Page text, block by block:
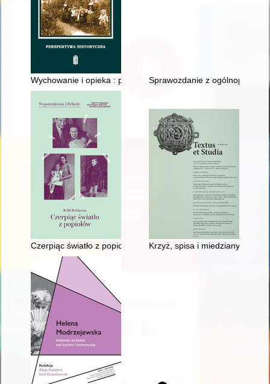
Wychowanie i opieka : perspektywa historyczna
Sprawozdanie z
Czerpiąc światło z popiołów Krzyż, spisa i miedziany byk :